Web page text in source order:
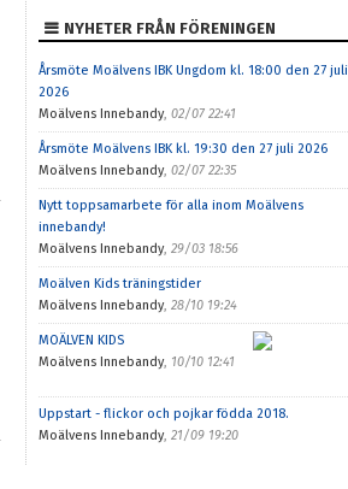
NYHETER FRÅN FÖRENINGEN
Årsmöte Moälvens IBK Ungdom kl. 18:00 den 27 juli
2026
Moälvens Innebandy, 02/07 22:41
Årsmöte Moälvens IBK kl. 19:30 den 27 juli 2026
Moälvens Innebandy, 02/07 22:35
Nytt toppsamarbete för alla inom Moälvens
innebandy!
Moälvens Innebandy, 29/03 18:56
Moälven Kids träningstider
Moälvens Innebandy, 28/10 19:24
MOÄLVEN KIDS
Moälvens Innebandy, 10/10 12:41
Uppstart - flickor och pojkar födda 2018.
Moälvens Innebandy, 21/09 19:20